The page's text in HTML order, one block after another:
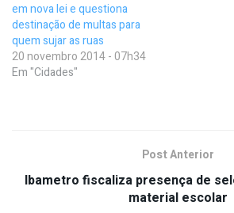
em nova lei e questiona
destinação de multas para
quem sujar as ruas
20 novembro 2014 - 07h34
Em "Cidades"
Post Anterior
Ibametro fiscaliza presença de
material escolar